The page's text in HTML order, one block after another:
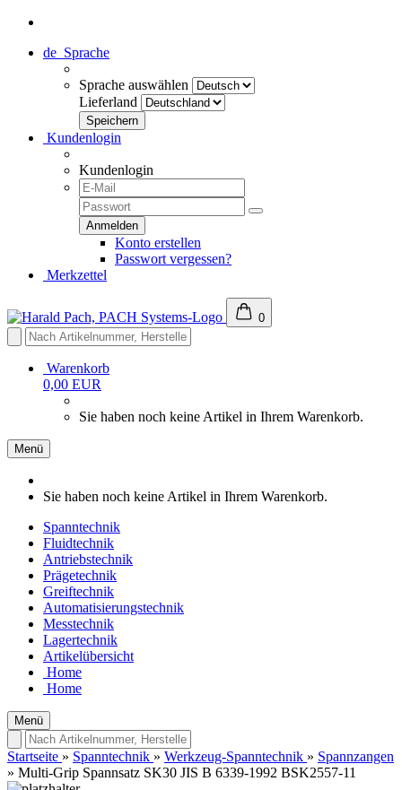
de Sprache
Sprache auswählen
Lieferland
Kundenlogin
Kundenlogin
Konto erstellen
Passwort vergessen?
Merkzettel
0
Warenkorb
0,00 EUR
Sie haben noch keine Artikel in Ihrem Warenkorb.
Menü
Sie haben noch keine Artikel in Ihrem Warenkorb.
Spanntechnik
Fluidtechnik
Antriebstechnik
Prägetechnik
Greiftechnik
Automatisierungstechnik
Messtechnik
Lagertechnik
Artikelübersicht
Home
Home
Menü
Startseite » Spanntechnik » Werkzeug-Spanntechnik » Spannzangen
» Multi-Grip Spannsatz SK30 JIS B 6339-1992 BSK2557-11